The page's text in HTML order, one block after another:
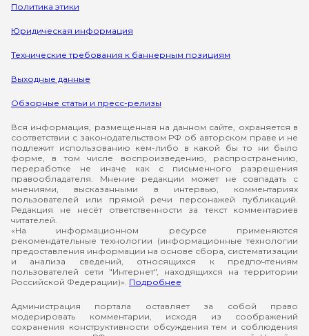
Политика этики
Юридическая информация
Технические требования к баннерным позициям
Выходные данные
Обзорные статьи и пресс-релизы
Вся информация, размещенная на данном сайте, охраняется в
соответствии с законодательством РФ об авторском праве и не
подлежит использованию кем-либо в какой бы то ни было
форме, в том числе воспроизведению, распространению,
переработке не иначе как с письменного разрешения
правообладателя. Мнение редакции может не совпадать с
мнениями, высказанными в интервью, комментариях
пользователей или прямой речи персонажей публикаций.
Редакция не несёт ответственности за текст комментариев
читателей.
«На информационном ресурсе применяются
рекомендательные технологии (информационные технологии
предоставления информации на основе сбора, систематизации
и анализа сведений, относящихся к предпочтениям
пользователей сети "Интернет", находящихся на территории
Российской Федерации)». Подробнее
Администрация портала оставляет за собой право
модерировать комментарии, исходя из соображений
сохранения конструктивности обсуждения тем и соблюдения